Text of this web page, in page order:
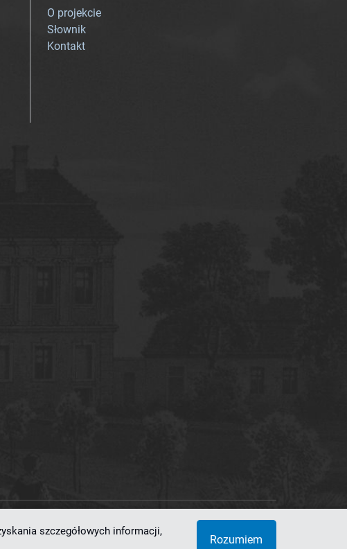
O projekcie
Słownik
Kontakt
Superkomputerowo-Sieciowe
szczegółowych informacji,
Rozumiem